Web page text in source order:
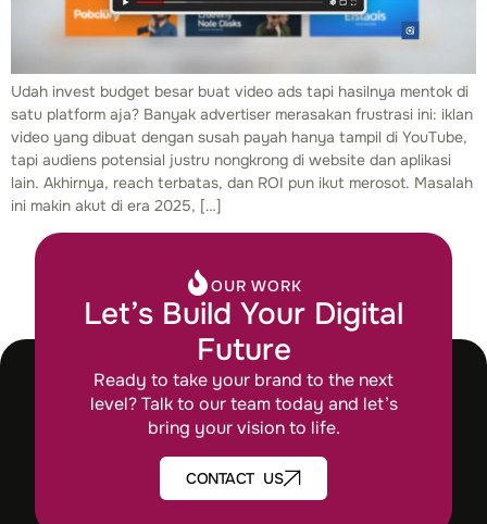
Udah invest budget besar buat video ads tapi hasilnya mentok di
satu platform aja? Banyak advertiser merasakan frustrasi ini: iklan
video yang dibuat dengan susah payah hanya tampil di YouTube,
tapi audiens potensial justru nongkrong di website dan aplikasi
lain. Akhirnya, reach terbatas, dan ROI pun ikut merosot. Masalah
ini makin akut di era 2025, […]
OUR WORK
Let’s Build Your Digital
Future
Ready to take your brand to the next
level? Talk to our team today and let’s
bring your vision to life.
CONTACT US